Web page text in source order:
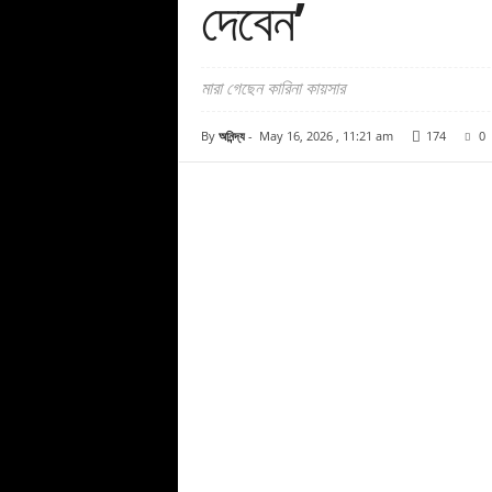
দেবেন’
মারা গেছেন কারিনা কায়সার
By অনিন্দ্য- May 16, 2026 , 11:21 am 174 0